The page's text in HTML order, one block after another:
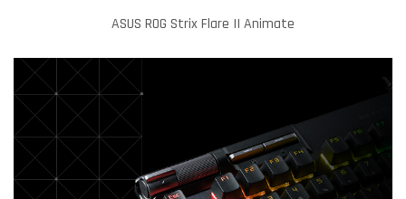
ASUS ROG Strix Flare II Animate